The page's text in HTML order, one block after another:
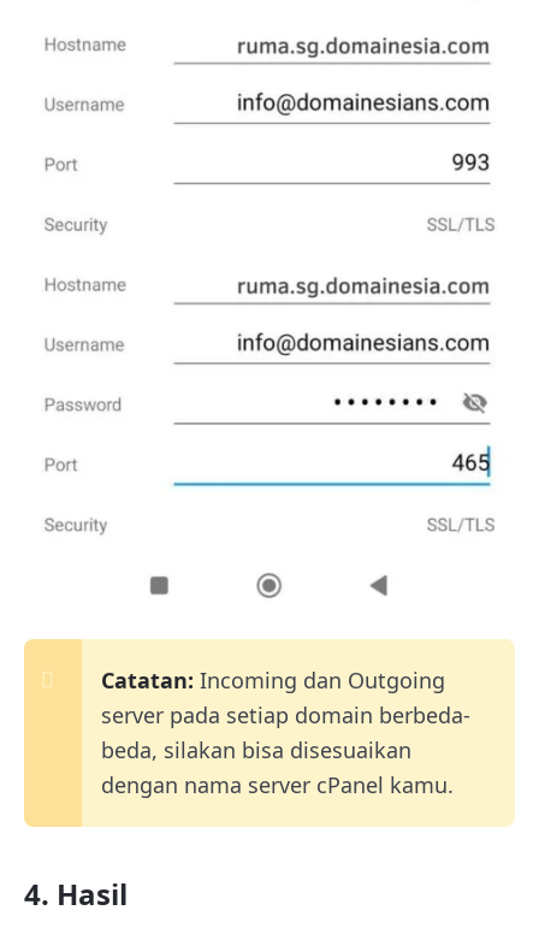
Catatan: Incoming dan Outgoing
server pada setiap domain berbeda-
beda, silakan bisa disesuaikan
dengan nama server cPanel kamu.
4. Hasil